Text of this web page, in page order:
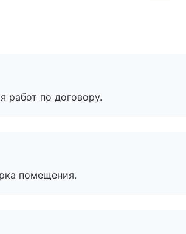
работ по договору.
помещения.